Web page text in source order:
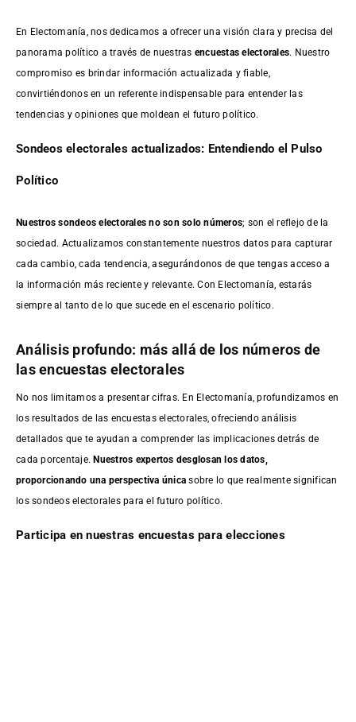
En Electomanía, nos dedicamos a ofrecer una visión clara y precisa del
panorama político a través de nuestras encuestas electorales. Nuestro
compromiso es brindar información actualizada y fiable,
convirtiéndonos en un referente indispensable para entender las
tendencias y opiniones que moldean el futuro político.
Sondeos electorales actualizados: Entendiendo el Pulso
Político
Nuestros sondeos electorales no son solo números; son el reflejo de la
sociedad. Actualizamos constantemente nuestros datos para capturar
cada cambio, cada tendencia, asegurándonos de que tengas acceso a
la información más reciente y relevante. Con Electomanía, estarás
siempre al tanto de lo que sucede en el escenario político.
Análisis profundo: más allá de los números de
las encuestas electorales
No nos limitamos a presentar cifras. En Electomanía, profundizamos en
los resultados de las encuestas electorales, ofreciendo análisis
detallados que te ayudan a comprender las implicaciones detrás de
cada porcentaje.Nuestros expertos desglosan los datos,
proporcionando una perspectiva única sobre lo que realmente significan
los sondeos electorales para el futuro político.
Participa en nuestras encuestas para elecciones